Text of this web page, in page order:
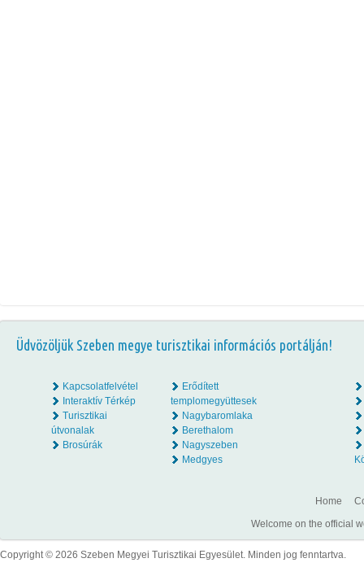
Üdvözöljük Szeben megye turisztikai információs portálján!
Kapcsolatfelvétel
Interaktív Térkép
Turisztikai
útvonalak
Brosúrák
Erődített
templomegyüttesek
Nagybaromlaka
Berethalom
Nagyszeben
Medgyes
Home
Welcome on the official
Copyright © 2026 Szeben Megyei Turisztikai Egyesület. Minden jog fenntartva.